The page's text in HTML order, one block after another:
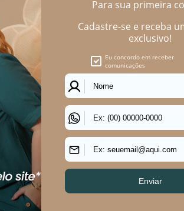
CALÇA PLUS SIZE FEMININO
GIRASSOL